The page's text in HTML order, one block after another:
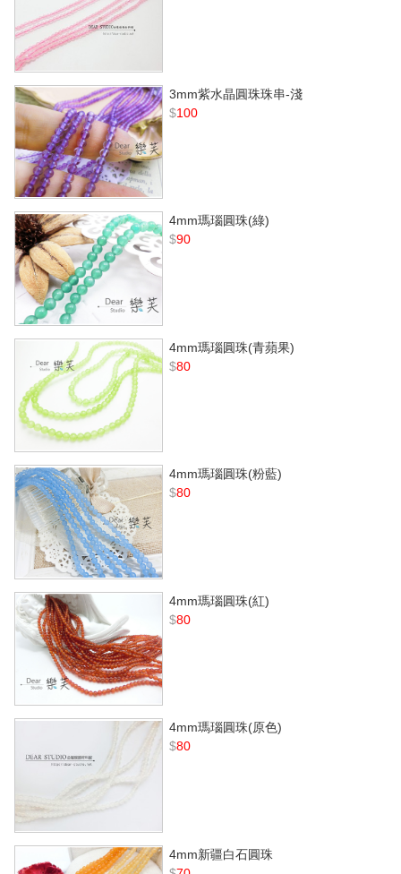
3mm紫水晶圓珠珠串-淺
$100
4mm瑪瑙圓珠(綠)
$90
4mm瑪瑙圓珠(青蘋果)
$80
4mm瑪瑙圓珠(粉藍)
$80
4mm瑪瑙圓珠(紅)
$80
4mm瑪瑙圓珠(原色)
$80
4mm新疆白石圓珠